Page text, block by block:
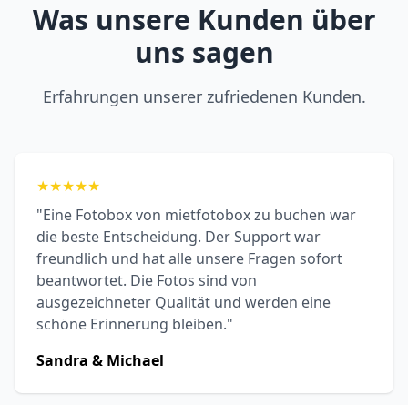
Was unsere Kunden über
uns sagen
Erfahrungen unserer zufriedenen Kunden.
★★★★★
"Eine Fotobox von mietfotobox zu buchen war
die beste Entscheidung. Der Support war
freundlich und hat alle unsere Fragen sofort
beantwortet. Die Fotos sind von
ausgezeichneter Qualität und werden eine
schöne Erinnerung bleiben."
Sandra & Michael